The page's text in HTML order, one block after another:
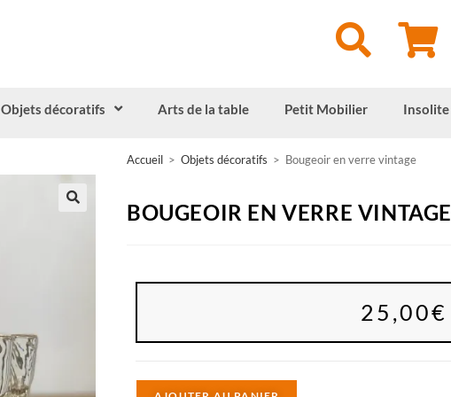
Objets décoratifs Arts de la table Petit Mobilier Insolite
Accueil > Objets décoratifs > Bougeoir en verre vintage
BOUGEOIR EN VERRE VINTAGE
25,00€